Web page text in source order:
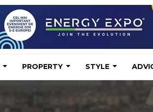
PROPERTY STYLE